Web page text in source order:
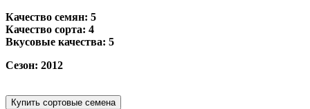
Качество семян: 5
Качество сорта: 4
Вкусовые качества: 5
Сезон: 2012